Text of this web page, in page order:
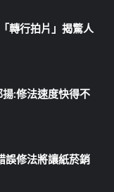
轉行拍片」揭驚人
:修法速度快得不
修法將讓紙菸銷